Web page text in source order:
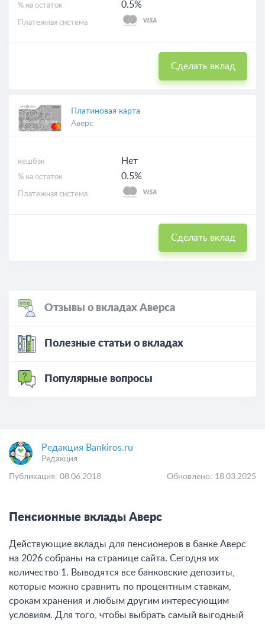
% на остаток 0.5%
Платежная система
Сделать вклад
Платиновая карта
Аверс
кешбэк Нет
% на остаток 0.5%
Платежная система
Сделать вклад
Отзывы о вкладах Аверса
Полезные статьи о вкладах
Популярные вопросы
Редакция Bankiros.ru
Редакция
Публикация: 08.06.2018 Обновлено: 18.03.2025
Пенсионные вклады Аверс
Действующие вклады для пенсионеров в банке Аверс
на 2026 собраны на странице сайта. Сегодня их
количество 1. Выводятся все банковские депозиты,
которые можно сравнить по процентным ставкам,
срокам хранения и любым другим интересующим
условиям. Для того, чтобы выбрать самый выгодный